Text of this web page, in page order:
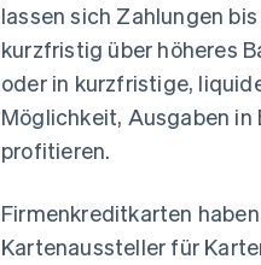
lassen sich Zahlungen
kurzfristig über höheres
oder in kurzfristige,
Möglichkeit, Ausgaben in
profitieren.
Firmenkreditkarten
Kartenaussteller für